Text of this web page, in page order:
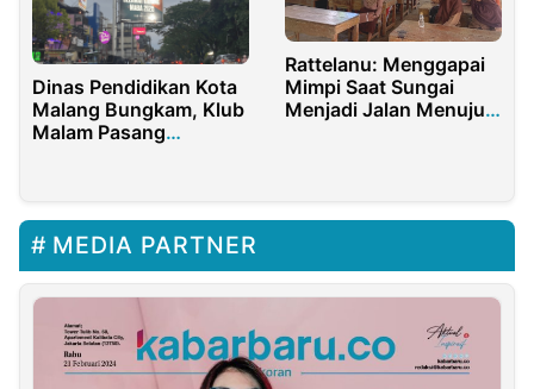
Dinas Pendidikan Kota
Malang Bungkam, Klub
Malam Pasang
Rattelanu: Menggapai
Mimpi Saat Sungai
Menjadi Jalan Menuju
MEDIA PARTNER